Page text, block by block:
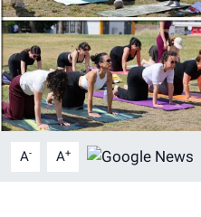
A- A+